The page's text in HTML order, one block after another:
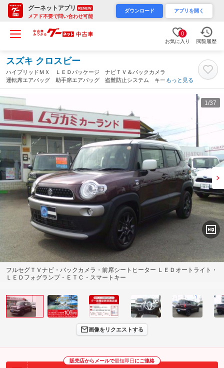
グーネットアプリ RENEW
メアド不要で問い合わせ可能
ダウンロード アプリを開く
0
お気に入り 閲覧履歴
スズキ クロスビー
ハイブリッドＭＸ ＬＥＤパッケージ ナビＴＶ＆バックカメラ
運転席エアバッグ 助手席エアバッグ 盗難防止システム キーレ
ス ＥＴＣ ミュージックプレイヤー ターボ スマートキー シ
ートヒーター（愛媛県）
もっと見る
1 /37
フルセグＴＶナビ・バックカメラ・前席シートヒーター ＬＥＤオートライト・
ＬＥＤフォグランプ・ＥＴＣ・スマートキー
画像をリクエストする
販売店からメールで最短即日 にご連絡